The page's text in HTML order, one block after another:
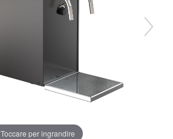
Toccare per ingrandire